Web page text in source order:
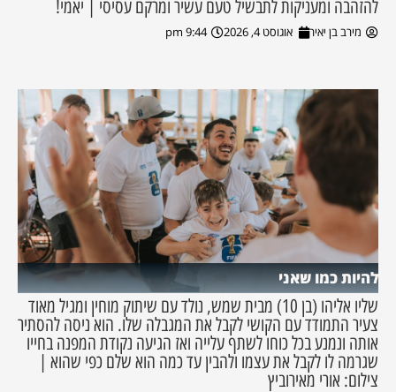
להזהבה ומעניקות לתבשיל טעם עשיר ומרקם עסיסי | יאמי!
מירב בן יאיר אוגוסט 4, 2026 9:44 pm
להיות כמו שאני
שליו אליהו (בן 10) מבית שמש, נולד עם שיתוק מוחין ומגיל מאוד
צעיר התמודד עם הקושי לקבל את המגבלה שלו. הוא ניסה להסתיר
אותה ונמנע בכל כוחו לשתף עלייה ואז הגיעה נקודת המפנה בחייו
שגרמה לו לקבל את עצמו ולהבין עד כמה הוא שלם כפי שהוא |
צילום: אורי מאירוביץ